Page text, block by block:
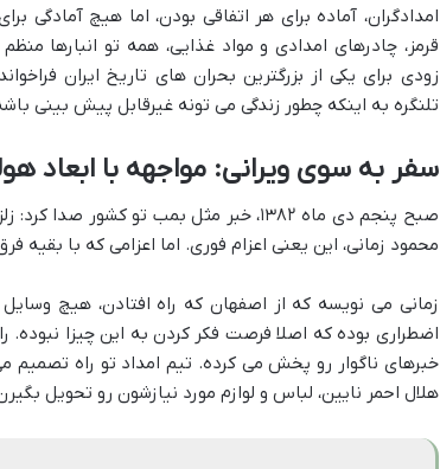
امدادگران، آماده برای هر اتفاقی بودن، اما هیچ آمادگی
قرمز، چادرهای امدادی و مواد غذایی، همه تو انبارها
زودی برای یکی از بزرگترین بحران های تاریخ ایران
تلنگره به اینکه چطور زندگی می تونه غیرقابل پیش بینی
سفر به سوی ویرانی: مواجهه با ابعاد
محمود زمانی، این یعنی اعزام فوری. اما اعزامی که با بقیه
زمانی می نویسه که از اصفهان که راه افتادن، هیچ
اضطراری بوده که اصلا فرصت فکر کردن به این چیزا
خبرهای ناگوار رو پخش می کرده. تیم امداد تو راه
هلال احمر نایین، لباس و لوازم مورد نیازشون رو تحویل